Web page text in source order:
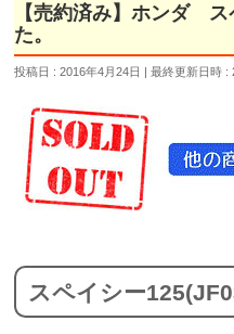
【売約済み】ホンダ
た。
投稿日 : 2016年4月24日 最終更新日時 :
スペイシー